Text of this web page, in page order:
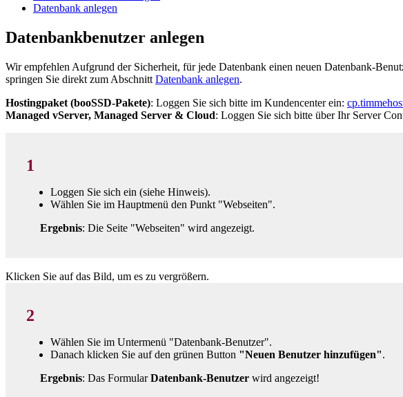
Datenbank anlegen
Datenbankbenutzer anlegen
Wir empfehlen Aufgrund der Sicherheit, für jede Datenbank einen neuen Datenbank-
springen Sie direkt zum Abschnitt Datenbank anlegen.
Hostingpaket (booSSD-Pakete): Loggen Sie sich bitte im Kundencenter ein:
Managed vServer, Managed Server & Cloud: Loggen Sie sich bitte über Ihr Server
1
Loggen Sie sich ein (siehe Hinweis).
Wählen Sie im Hauptmenü den Punkt "Webseiten".
Ergebnis: Die Seite "Webseiten" wird angezeigt.
Klicken Sie auf das Bild, um es zu vergrößern.
2
Wählen Sie im Untermenü "Datenbank-Benutzer".
Danach klicken Sie auf den grünen Button "Neuen Benutzer hinzufügen".
Ergebnis: Das FormularDatenbank-Benutzer wird angezeigt!